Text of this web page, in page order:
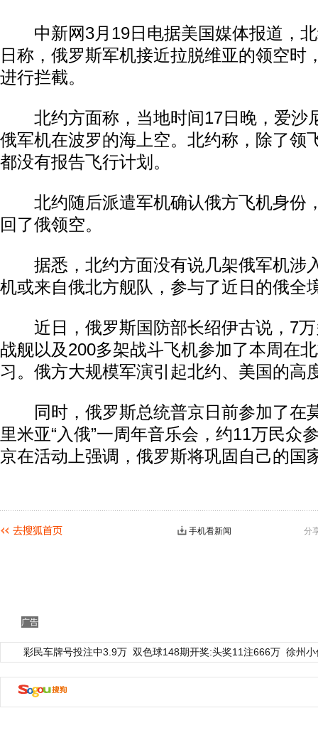
中新网3月19日电据美国媒体报道，北
日称，俄罗斯军机接近拉脱维亚的领空时
进行拦截。
北约方面称，当地时间17日晚，爱沙
俄军机在波罗的海上空。北约称，除了领
都没有报告飞行计划。
北约随后派遣军机确认俄方飞机身份
回了俄领空。
据悉，北约方面没有说几架俄军机涉
机或来自俄北方舰队，参与了近日的俄全
近日，俄罗斯国防部长绍伊古说，7万
战舰以及200多架战斗飞机参加了本周在
习。俄方大规模军演引起北约、美国的高
同时，俄罗斯总统普京日前参加了在
里米亚“入俄”一周年音乐会，约11万民众
京在活动上强调，俄罗斯将巩固自己的国
分
手机看新闻
广告
彩民车牌号投注中3.9万 双色球148期开奖:头奖11注666万 徐州